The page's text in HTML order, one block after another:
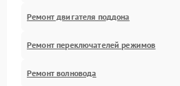
Ремонт двигателя поддона
Ремонт переключателей режимов
Ремонт волновода